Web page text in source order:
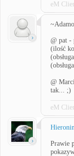
eM
@ pat -
(ilość
@
tak... ;)
eM
Prawie